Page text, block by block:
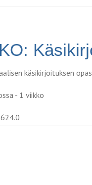
käsikirjoituksen
- 1 viikko